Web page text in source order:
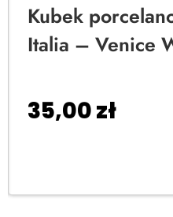
Kubek
Italia – Venice
35,00zł